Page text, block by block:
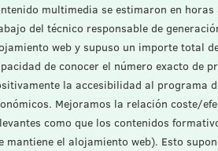
multimedia se estimaron en
del técnico responsable de
web y supuso un importe total
de conocer el número exacto de
la accesibilidad al programa
Mejoramos la relación coste/
como que los contenidos
mantiene el alojamiento web). Esto